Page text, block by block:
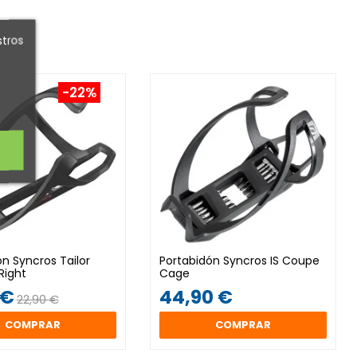
-22%
Syncros Tailor
22,90 €
COMPRAR
Portabidón Syncros IS Coupe
Cage
44,90 €
COMPRAR